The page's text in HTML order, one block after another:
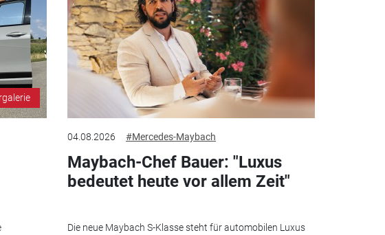
04.08.2026 #Mercedes-Maybach
Maybach-Chef Bauer: "Luxus
bedeutet heute vor allem Zeit"
Die neue Maybach S-Klasse steht für automobilen Luxus